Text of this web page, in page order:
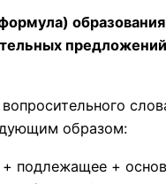
образования
образом:
подлежащее +